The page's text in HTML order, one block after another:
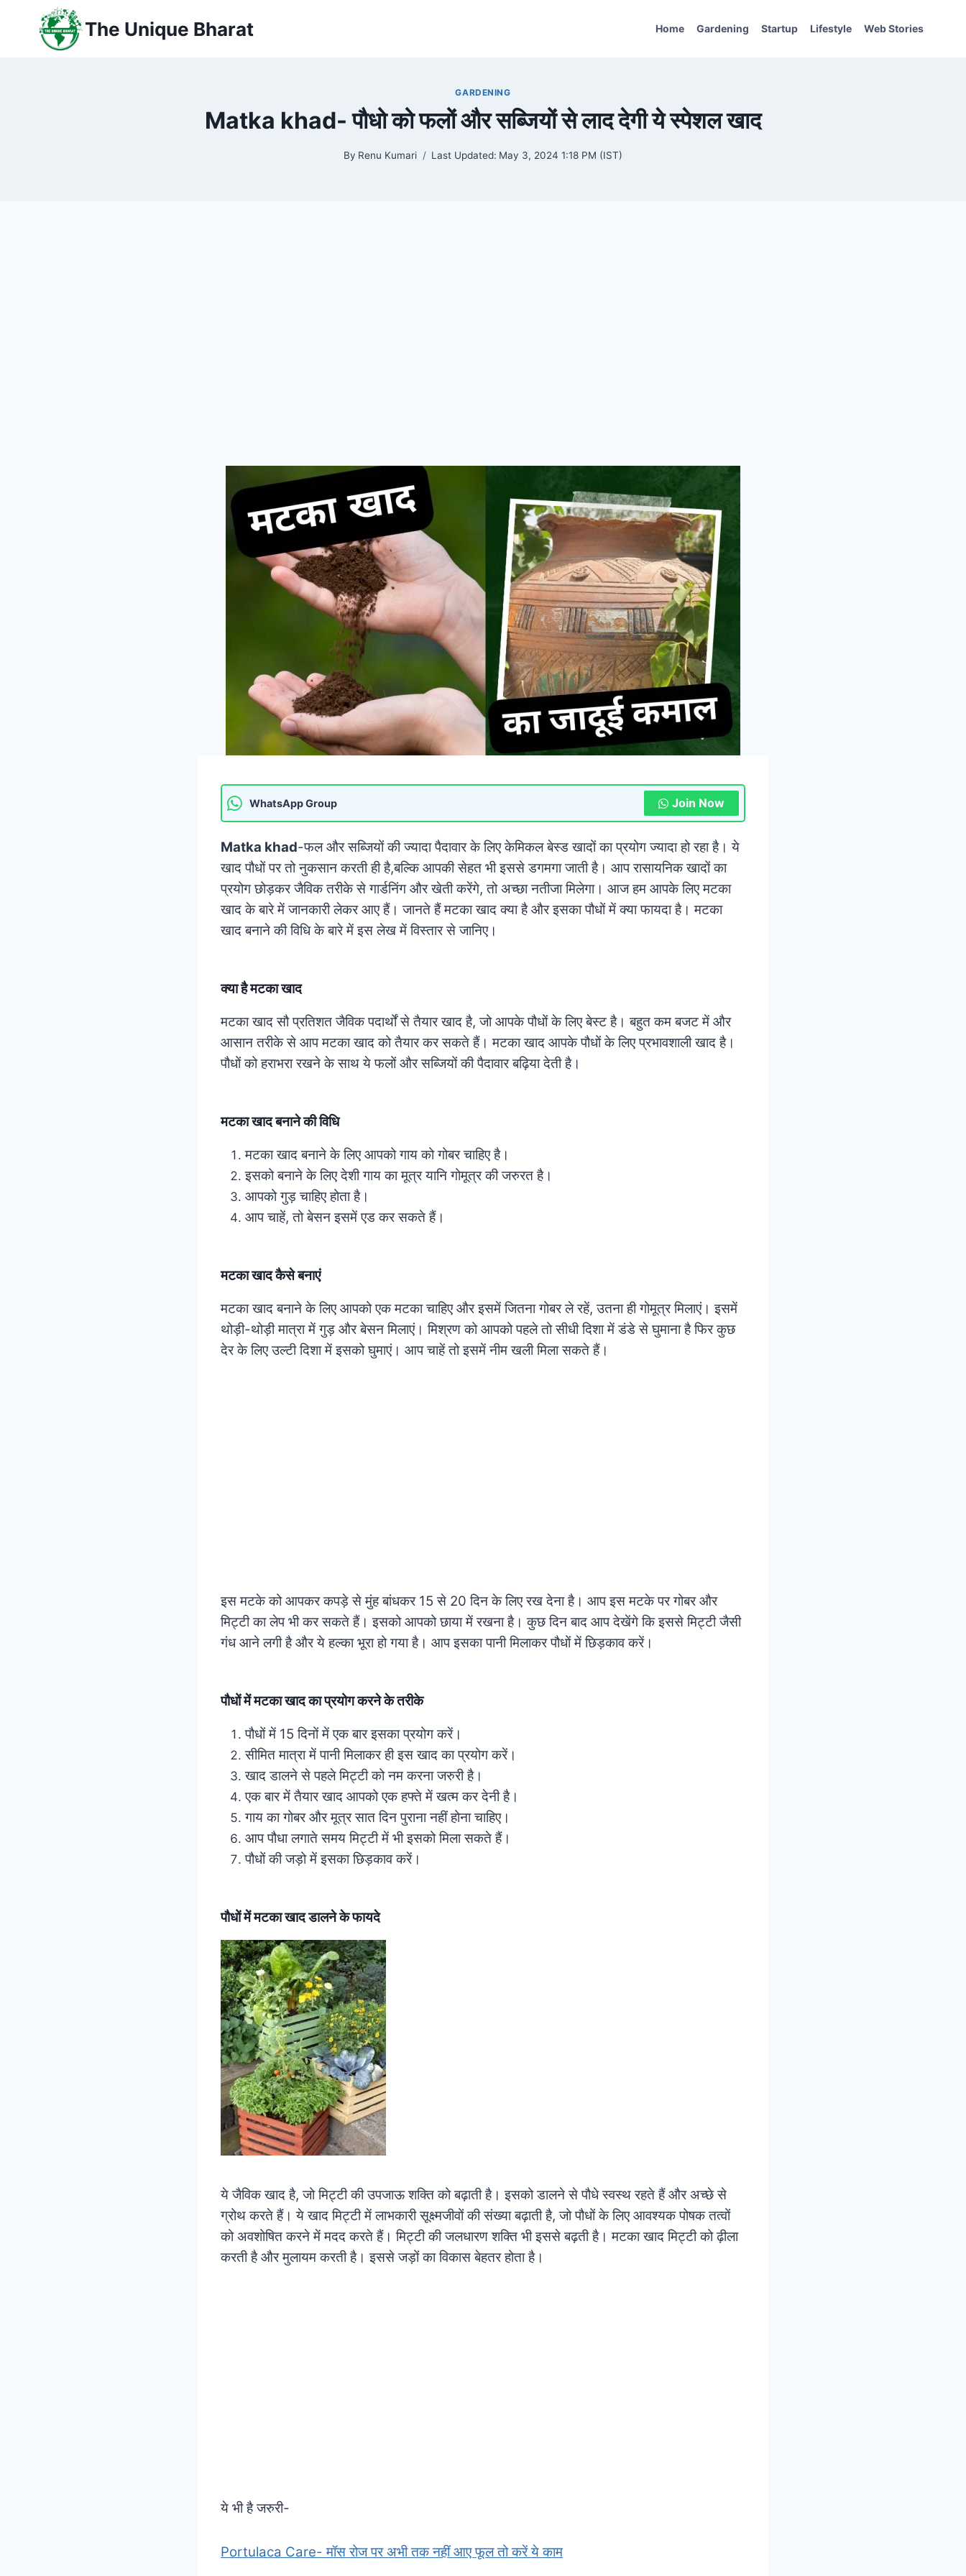
The Unique Bharat Home Gardening Startup Lifestyle Web Stories
GARDENING
Matka khad- पौधो को फलों और सब्जियों से लाद देगी ये स्पेशल खाद
By Renu Kumari Last Updated: May 3, 2024 1:18 PM (IST)
WhatsApp Group Join Now
Matka khad-फल और सब्जियों की ज्यादा पैदावार के लिए केमिकल बेस्ड खादों का प्रयोग ज्यादा हो रहा है। ये
खाद पौधों पर तो नुकसान करती ही है,बल्कि आपकी सेहत भी इससे डगमगा जाती है। आप रासायनिक खादों का
प्रयोग छोड़कर जैविक तरीके से गार्डनिंग और खेती करेंगे, तो अच्छा नतीजा मिलेगा। आज हम आपके लिए मटका
खाद के बारे में जानकारी लेकर आए हैं। जानते हैं मटका खाद क्या है और इसका पौधों में क्या फायदा है। मटका
खाद बनाने की विधि के बारे में इस लेख में विस्तार से जानिए।
क्या है मटका खाद
मटका खाद सौ प्रतिशत जैविक पदार्थों से तैयार खाद है, जो आपके पौधों के लिए बेस्ट है। बहुत कम बजट में और
आसान तरीके से आप मटका खाद को तैयार कर सकते हैं। मटका खाद आपके पौधों के लिए प्रभावशाली खाद है।
पौधों को हराभरा रखने के साथ ये फलों और सब्जियों की पैदावार बढ़िया देती है।
मटका खाद बनाने की विधि
मटका खाद बनाने के लिए आपको गाय को गोबर चाहिए है।
इसको बनाने के लिए देशी गाय का मूत्र यानि गोमूत्र की जरुरत है।
आपको गुड़ चाहिए होता है।
आप चाहें, तो बेसन इसमें एड कर सकते हैं।
मटका खाद कैसे बनाएं
मटका खाद बनाने के लिए आपको एक मटका चाहिए और इसमें जितना गोबर ले रहें, उतना ही गोमूत्र मिलाएं। इसमें
थोड़ी-थोड़ी मात्रा में गुड़ और बेसन मिलाएं। मिश्रण को आपको पहले तो सीधी दिशा में डंडे से घुमाना है फिर कुछ
देर के लिए उल्टी दिशा में इसको घुमाएं। आप चाहें तो इसमें नीम खली मिला सकते हैं।
इस मटके को आपकर कपड़े से मुंह बांधकर 15 से 20 दिन के लिए रख देना है। आप इस मटके पर गोबर और
मिट्टी का लेप भी कर सकते हैं। इसको आपको छाया में रखना है। कुछ दिन बाद आप देखेंगे कि इससे मिट्टी जैसी
गंध आने लगी है और ये हल्का भूरा हो गया है। आप इसका पानी मिलाकर पौधों में छिड़काव करें।
पौधों में मटका खाद का प्रयोग करने के तरीके
पौधों में 15 दिनों में एक बार इसका प्रयोग करें।
सीमित मात्रा में पानी मिलाकर ही इस खाद का प्रयोग करें।
खाद डालने से पहले मिट्टी को नम करना जरुरी है।
एक बार में तैयार खाद आपको एक हफ्ते में खत्म कर देनी है।
गाय का गोबर और मूत्र सात दिन पुराना नहीं होना चाहिए।
आप पौधा लगाते समय मिट्टी में भी इसको मिला सकते हैं।
पौधों की जड़ो में इसका छिड़काव करें।
पौधों में मटका खाद डालने के फायदे
ये जैविक खाद है, जो मिट्टी की उपजाऊ शक्ति को बढ़ाती है। इसको डालने से पौधे स्वस्थ रहते हैं और अच्छे से
ग्रोथ करते हैं। ये खाद मिट्टी में लाभकारी सूक्ष्मजीवों की संख्या बढ़ाती है, जो पौधों के लिए आवश्यक पोषक तत्वों
को अवशोषित करने में मदद करते हैं। मिट्टी की जलधारण शक्ति भी इससे बढ़ती है। मटका खाद मिट्टी को ढ़ीला
करती है और मुलायम करती है। इससे जड़ों का विकास बेहतर होता है।
ये भी है जरुरी-
Portulaca Care- मॉस रोज पर अभी तक नहीं आए फूल तो करें ये काम